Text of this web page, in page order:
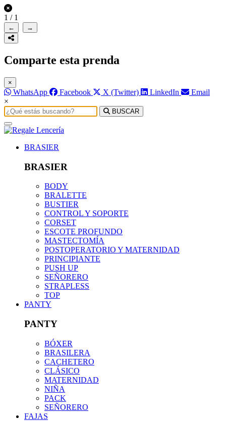
1 / 1
← →
Comparte esta prenda
×
WhatsApp Facebook X (Twitter) LinkedIn
Email
×
BUSCAR
BRASIER
BRASIER
BODY
BRALETTE
BUSTIER
CONTROL Y SOPORTE
CORSET
ESCOTE PROFUNDO
MASTECTOMÍA
POSTOPERATORIO Y MATERNIDAD
PRINCIPIANTE
PUSH UP
SEÑORERO
STRAPLESS
TOP
PANTY
PANTY
BÓXER
BRASILERA
CACHETERO
CLÁSICO
MATERNIDAD
NIÑA
PACK
SEÑORERO
FAJAS